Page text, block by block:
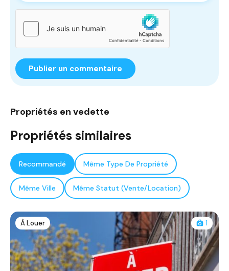
Propriétés en vedette
Propriétés similaires
Recommandé Même Type De Propriété
Même Ville Même Statut (Vente/Location)
À Louer 1